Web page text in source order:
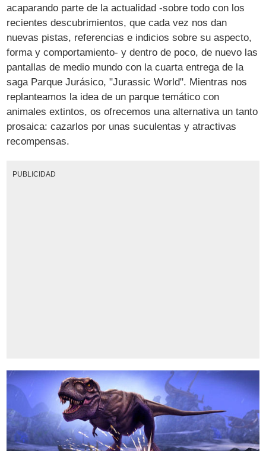
acaparando parte de la actualidad -sobre todo con los
recientes descubrimientos, que cada vez nos dan
nuevas pistas, referencias e indicios sobre su aspecto,
forma y comportamiento- y dentro de poco, de nuevo las
pantallas de medio mundo con la cuarta entrega de la
saga Parque Jurásico, "Jurassic World". Mientras nos
replanteamos la idea de un parque temático con
animales extintos, os ofrecemos una alternativa un tanto
prosaica: cazarlos por unas suculentas y atractivas
recompensas.
PUBLICIDAD